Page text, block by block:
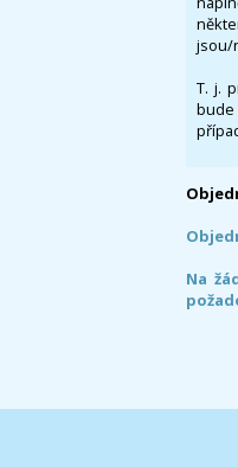
jsou/
T. j.
bude
Na